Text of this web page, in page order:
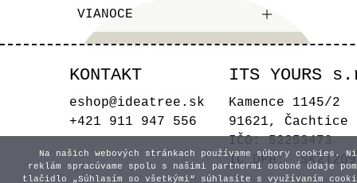
VIANOCE
KONTAKT
eshop@ideatree.sk
+421 911 947 556
ITS YOURS
Kamence 1145/2
91621, Čachtice
IČO: 52253473
IČ DPH:
Na našich webových stránkach používame súbory
reklám spracúvame spolu s našimi partnermi osobné údaje
tlačidlo „Súhlasím so všetkými“ súhlasíte s využívaním